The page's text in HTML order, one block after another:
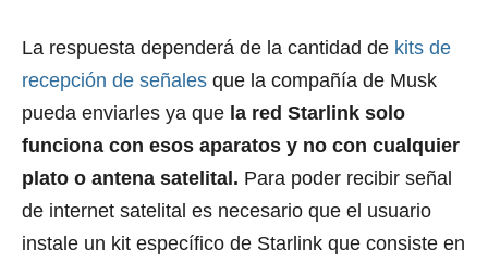
La respuesta dependerá de la cantidad de kits de
recepción de señales que la compañía de Musk
pueda enviarles ya que la red Starlink solo
funciona con esos aparatos y no con cualquier
plato o antena satelital. Para poder recibir señal
de internet satelital es necesario que el usuario
instale un kit específico de Starlink que consiste en